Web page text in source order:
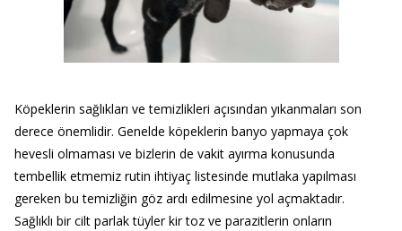
Köpeklerin sağlıkları ve temizlikleri açısından yıkanmaları son
derece önemlidir. Genelde köpeklerin banyo yapmaya çok
hevesli olmaması ve bizlerin de vakit ayırma konusunda
tembellik etmemiz rutin ihtiyaç listesinde mutlaka yapılması
gereken bu temizliğin göz ardı edilmesine yol açmaktadır.
Sağlıklı bir cilt parlak tüyler kir toz ve parazitlerin onların